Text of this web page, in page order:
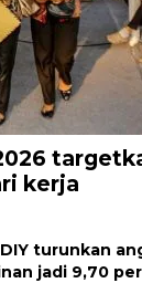
kerja
turunkan
jadi 9,70